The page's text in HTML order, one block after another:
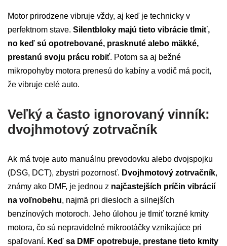
Motor prirodzene vibruje vždy, aj keď je technicky v
perfektnom stave. Silentbloky majú tieto vibrácie tlmiť,
no keď sú opotrebované, prasknuté alebo mäkké,
prestanú svoju prácu robiť. Potom sa aj bežné
mikropohyby motora prenesú do kabíny a vodič má pocit,
že vibruje celé auto.
Veľký a často ignorovaný vinník:
dvojhmotový zotrvačník
Ak má tvoje auto manuálnu prevodovku alebo dvojspojku
(DSG, DCT), zbystri pozornosť. Dvojhmotový zotrvačník,
známy ako DMF, je jednou z najčastejších príčin vibrácií
na voľnobehu, najmä pri diesloch a silnejších
benzínových motoroch. Jeho úlohou je tlmiť torzné kmity
motora, čo sú nepravidelné mikrootáčky vznikajúce pri
spaľovaní. Keď sa DMF opotrebuje, prestane tieto kmity